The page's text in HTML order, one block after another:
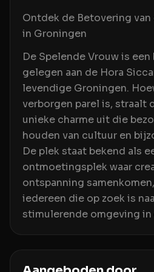
Ontdek de Betovering
in Groningen
De Spelende Vrouw is
gelegen aan de Hora
levendige Groningen.
verborgen parel is, straalt
unieke charme uit die
houden van cultuur en
De plek staat bekend als
ontmoetingsplek waar
ontspanning
iedereen die op zoek is
stimulerende omgeving in